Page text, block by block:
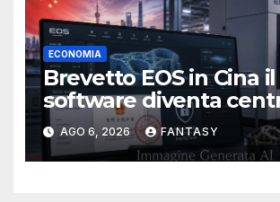
ECONOMIA
Brevetto EOS in Cina il
software diventa
nella stampa 3D
AGO 6, 2026 FANTASY